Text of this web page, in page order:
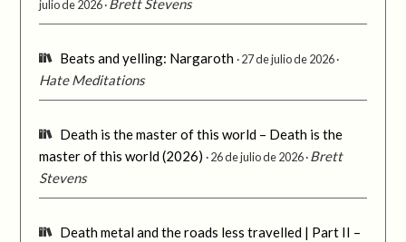
julio de 2026 Brett Stevens
Beats and yelling: Nargaroth 27 de julio de 2026
Hate Meditations
Death is the master of this world – Death is the
master of this world (2026)
26 de julio de 2026 Brett
Stevens
Death metal and the roads less travelled | Part II –